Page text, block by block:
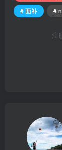
# 面补
#
注